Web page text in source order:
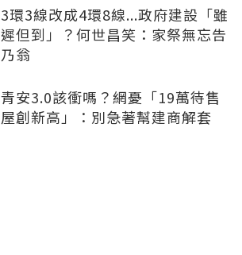
3環3線改成4環8線...政府建設「雖
遲但到」？何世昌笑：家祭無忘告
乃翁
青安3.0該衝嗎？網憂「19萬待售
屋創新高」：別急著幫建商解套